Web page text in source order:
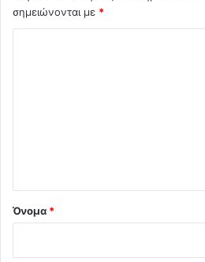
σημειώνονται με *
Όνομα *